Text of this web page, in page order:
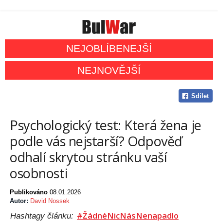
NEJOBLÍBENEJŠÍ
NEJNOVĚJŠÍ
Sdílet
Psychologický test: Která žena je
podle vás nejstarší? Odpověď
odhalí skrytou stránku vaší
osobnosti
Publikováno 08.01.2026
Autor: David Nossek
Hashtagy článku: #ŽádnéNicNásNenapadlo